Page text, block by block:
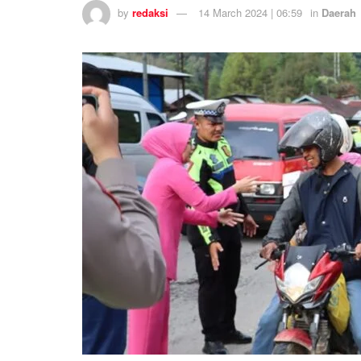
by redaksi 14 March 2024 | 06:59 in Daerah